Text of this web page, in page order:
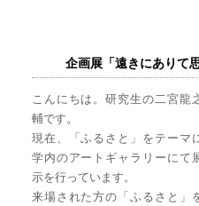
企画展「遠きにありて
こんにちは。研究生の二宮龍
輔です。
現在、「ふるさと」をテーマ
学内のアートギャラリーにて
示を行っています。
来場された方の「ふるさと」